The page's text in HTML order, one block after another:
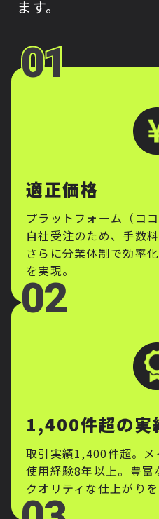
ます。
適正価格
プラットフォーム（コ
自社受注のため、手数
さらに分業体制で効率
を実現。
1,400件超の実
取引実績1,400件超。
使用経験8年以上。豊富
クオリティな仕上がりを